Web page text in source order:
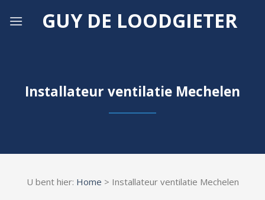
GUY DE LOODGIETER
Installateur ventilatie Mechelen
U bent hier: Home > Installateur ventilatie Mechelen